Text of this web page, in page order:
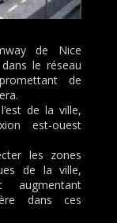
de Nice
le réseau
de
de la ville,
est-ouest
les zones
de la ville,
augmentant
dans ces